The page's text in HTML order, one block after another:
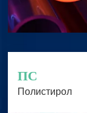
ПС
Полистирол